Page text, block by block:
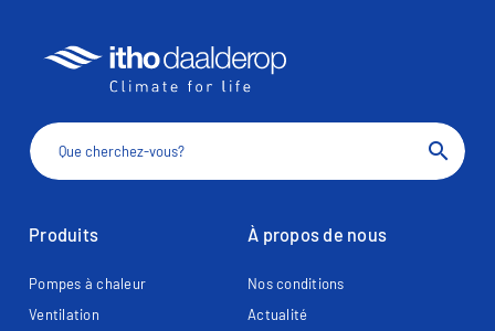
search
Produits
Pompes à chaleur
Ventilation
À propos de nous
Nos conditions
Actualité